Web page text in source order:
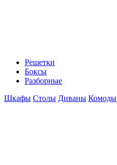
Решетки
Боксы
Разборные
Шкафы Столы Диваны Комоды